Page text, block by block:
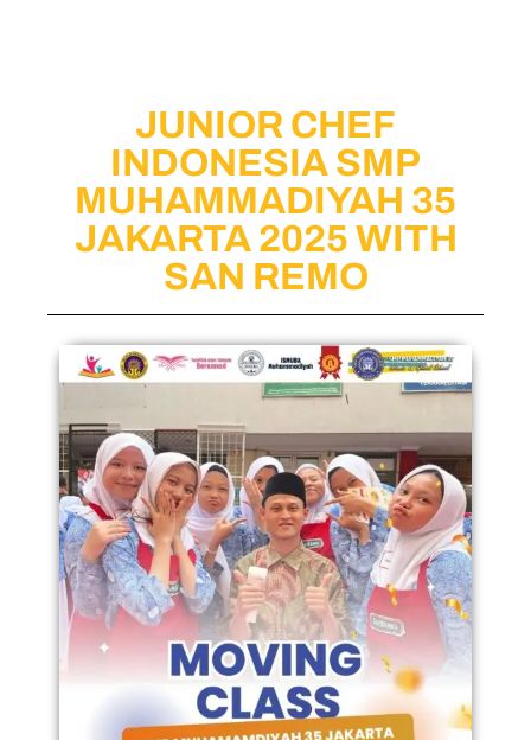
JUNIOR CHEF
INDONESIA SMP
MUHAMMADIYAH 35
JAKARTA 2025 WITH
SAN REMO